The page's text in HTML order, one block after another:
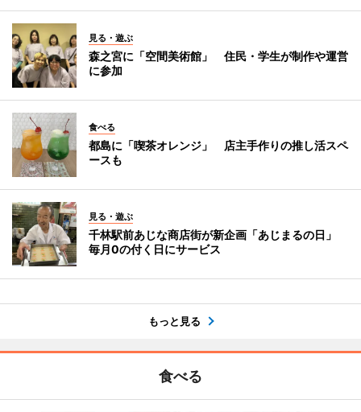
見る・遊ぶ
森之宮に「空間美術館」 住民・学生が制作や運営
に参加
食べる
都島に「喫茶オレンジ」 店主手作りの推し活スペ
ースも
見る・遊ぶ
千林駅前あじな商店街が新企画「あじまるの日」
毎月0の付く日にサービス
もっと見る
食べる